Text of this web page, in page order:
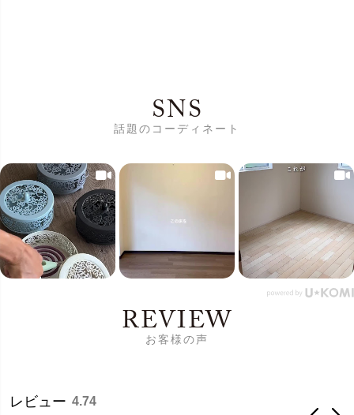
SNS
話題のコーディネート
REVIEW
お客様の声
レビュー 4.74